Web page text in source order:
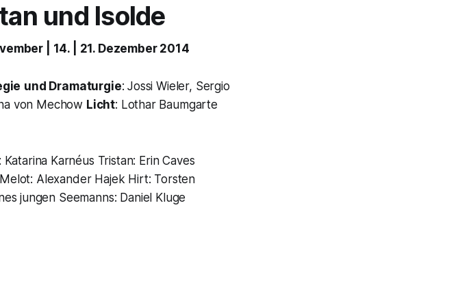
und Isolde
| 14. | 21. Dezember 2014
und Dramaturgie: Jossi Wieler, Sergio
von Mechow Licht: Lothar Baumgarte
Karnéus Tristan: Erin Caves
Alexander Hajek Hirt: Torsten
jungen Seemanns: Daniel Kluge